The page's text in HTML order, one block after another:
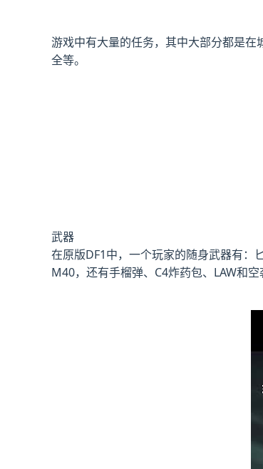
游戏中有大量的任务，其中大部分都是
全等。
武器
在原版DF1中，一个玩家的随身武器有
M40，还有手榴弹、C4炸药包、LAW和空